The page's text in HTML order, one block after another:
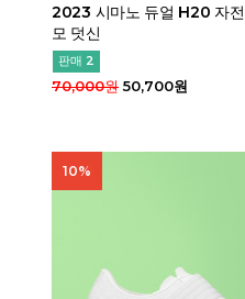
2023 시마노 듀얼 H20 자
모 덧신
판매 2
70,000원50,700원
10%